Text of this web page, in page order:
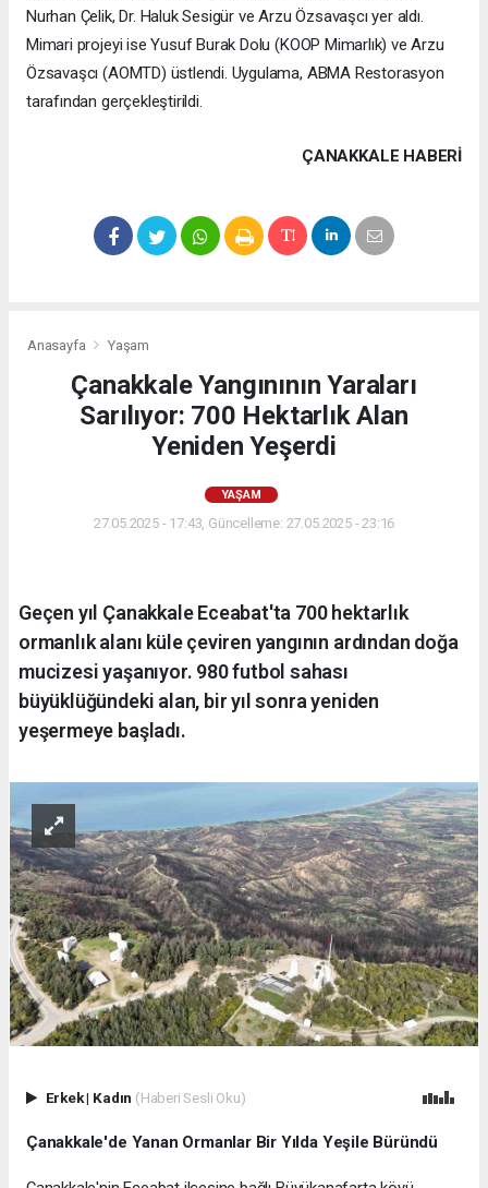
Nurhan Çelik, Dr. Haluk Sesigür ve Arzu Özsavaşcı yer aldı.
Mimari projeyi ise Yusuf Burak Dolu (KOOP Mimarlık) ve Arzu
Özsavaşcı (AOMTD) üstlendi. Uygulama, ABMA Restorasyon
tarafından gerçekleştirildi.
ÇANAKKALE HABERİ
Anasayfa Yaşam
Çanakkale Yangınının Yaraları
Sarılıyor: 700 Hektarlık Alan
Yeniden Yeşerdi
YAŞAM
27.05.2025 - 17:43, Güncelleme: 27.05.2025 - 23:16
Geçen yıl Çanakkale Eceabat'ta 700 hektarlık
ormanlık alanı küle çeviren yangının ardından doğa
mucizesi yaşanıyor. 980 futbol sahası
büyüklüğündeki alan, bir yıl sonra yeniden
yeşermeye başladı.
Erkek| Kadın (Haberi Sesli Oku)
Çanakkale'de Yanan Ormanlar Bir Yılda Yeşile Büründü